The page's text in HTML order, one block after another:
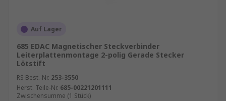
Auf Lager
685 EDAC Magnetischer Steckverbinder
Leiterplattenmontage 2-polig Gerade Stecker
Lötstift
RS Best.-Nr. 253-3550
Herst. Teile-Nr. 685-00221201111
Zwischensumme (1 Stück)